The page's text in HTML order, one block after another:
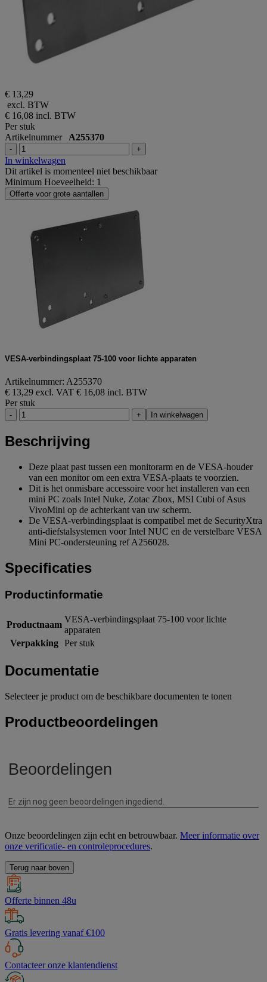
€ 13,29
excl. BTW
€ 16,08 incl. BTW
Per stuk
Artikelnummer A255370
- +
In winkelwagen
Dit artikel is momenteel niet beschikbaar
Minimum Hoeveelheid: 1
Offerte voor grote aantallen
VESA-verbindingsplaat 75-100 voor lichte apparaten
Artikelnummer: A255370
€ 13,29 excl. VAT € 16,08 incl. BTW
Per stuk
- + In winkelwagen
Beschrijving
Deze plaat past tussen een monitorarm en de VESA-houder
van een monitor om een extra VESA-plaats te voorzien.
Dit is het onmisbare accessoire voor het installeren van een
mini PC zoals Intel Nuke, Zotac Zbox, MSI Cubi of Asus
VivoMini op de achterkant van uw scherm.
De VESA-verbindingsplaat is compatibel met de SecurityXtra
anti-diefstalsystemen voor Intel NUC en de verstelbare VESA
Mini PC-ondersteuning ref A256028.
Specificaties
Productinformatie
Productnaam
VESA-verbindingsplaat 75-100 voor lichte
apparaten
Verpakking Per stuk
Documentatie
Selecteer je product om de beschikbare documenten te tonen
Productbeoordelingen
Onze beoordelingen zijn echt en betrouwbaar. Meer informatie over
onze verificatie- en controleprocedures.
Terug naar boven
Offerte binnen 48u
Gratis levering vanaf €100
Contacteer onze klantendienst